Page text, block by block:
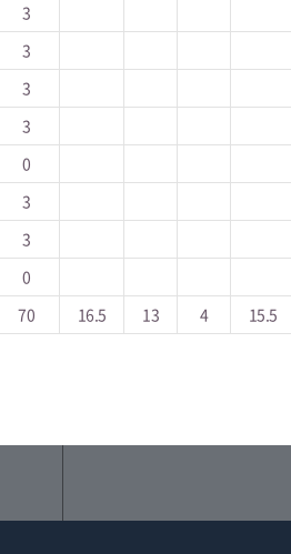
3
3
3
3
0
3
3
0
70 16.5 13 4 15.5